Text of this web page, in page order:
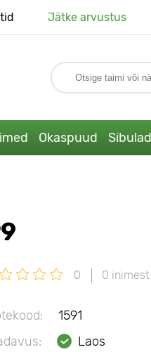
Jätke arvustus
Okaspuud Sibulad
0 0 inimest
1591
Laos